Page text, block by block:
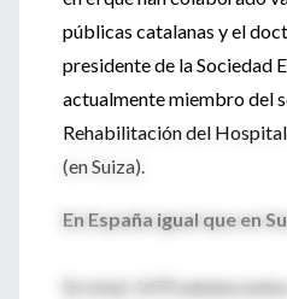
públicas catalanas y el
presidente de la Sociedad
actualmente miembro del
Rehabilitación del
(en Suiza).
En España igual que en
En total, 1470